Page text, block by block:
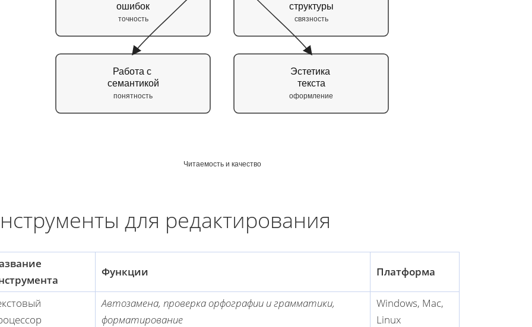
ошибок
точность
структуры
связность
Работа с
семантикой
понятность
Эстетика
текста
оформление
Читаемость и качество
для редактирования
Функции Платформа
Автозамена, проверка орфографии и грамматики,
форматирование
Windows, Mac,
Linux